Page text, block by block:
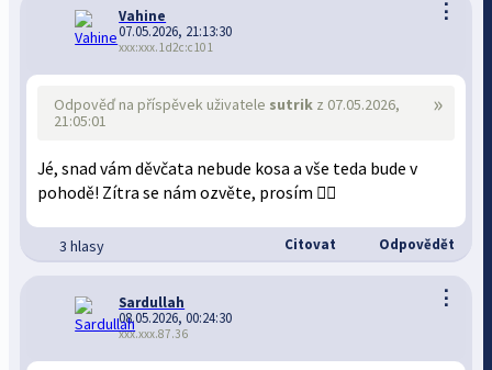
⋮
Vahine
07.05.2026, 21:13:30
xxx:xxx.1d2c:c101
»
Odpověď na příspěvek uživatele sutrik z 07.05.2026,
21:05:01
Jé, snad vám děvčata nebude kosa a vše teda bude v
pohodě! Zítra se nám ozvěte, prosím 🙋‍♀️
3 hlasy Citovat Odpovědět
⋮
Sardullah
08.05.2026, 00:24:30
xxx.xxx.87.36